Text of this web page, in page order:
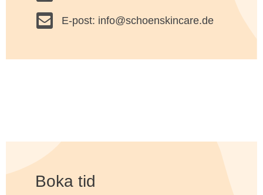
E-post: info@schoenskincare.de
Boka tid